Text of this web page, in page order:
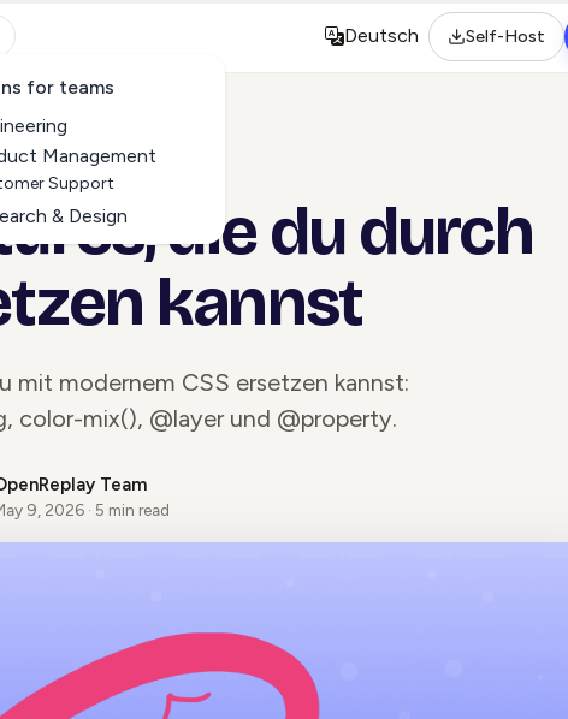
for teams
Management
Support
& Design
Select language
Deutsch Self-Host
ALL ARTICLES
die du durch
kannst
mit modernem CSS ersetzen kannst:
color-mix(), @layer und @property.
Team
9, 2026 · 5 min read